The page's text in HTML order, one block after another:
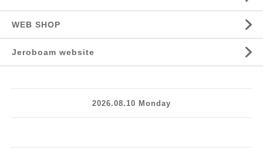
WEB SHOP
Jeroboam website
2026.08.10 Monday